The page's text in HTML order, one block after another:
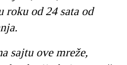
roku od 24 sata od
sajtu ove mreže,